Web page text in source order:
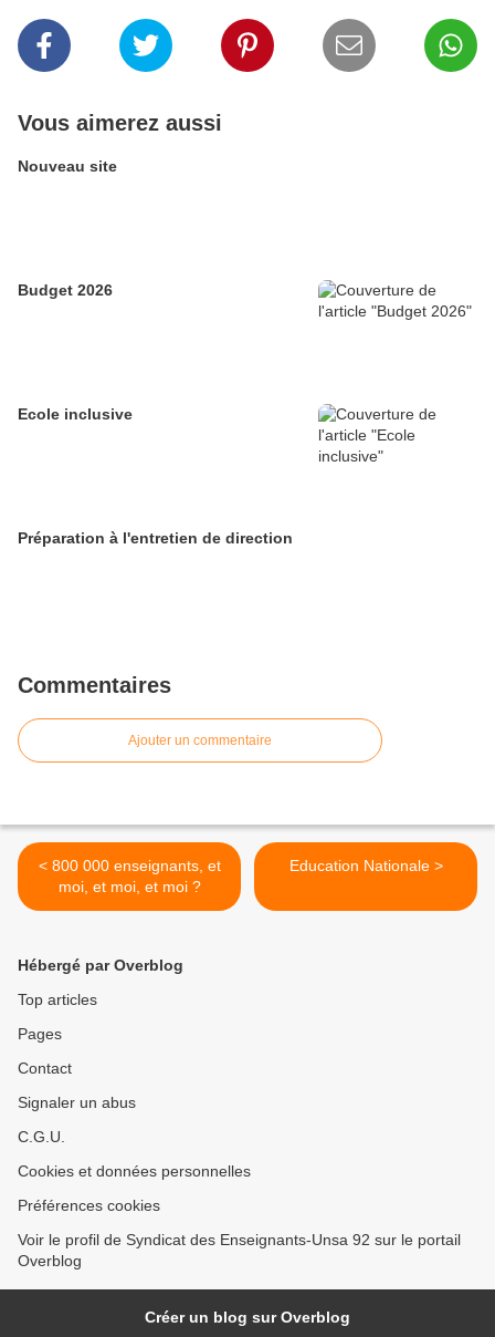
Vous aimerez aussi
Nouveau site
Budget 2026
Ecole inclusive
Préparation à l'entretien de direction
Commentaires
Ajouter un commentaire
< 800 000 enseignants, et
moi, et moi, et moi ?
Education Nationale >
Hébergé par Overblog
Top articles
Pages
Contact
Signaler un abus
C.G.U.
Cookies et données personnelles
Préférences cookies
Voir le profil de Syndicat des Enseignants-Unsa 92 sur le portail
Overblog
Créer un blog sur Overblog